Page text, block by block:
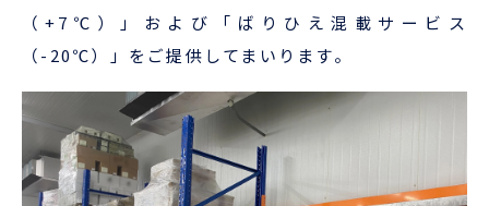
（+7℃）」および「ばりひえ混載サービス
（-20℃）」をご提供してまいります。